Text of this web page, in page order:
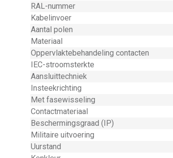
RAL-nummer
Kabelinvoer
Aantal polen
Materiaal
Oppervlaktebehandeling contacten
IEC-stroomsterkte
Aansluittechniek
Insteekrichting
Met fasewisseling
Contactmateriaal
Beschermingsgraad (IP)
Militaire uitvoering
Uurstand